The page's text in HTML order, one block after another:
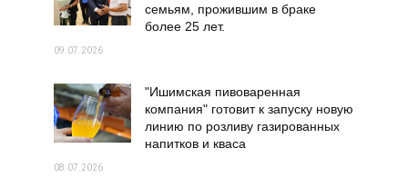
семьям, прожившим в браке
более 25 лет.
09.07.2026
"Ишимская пивоваренная
компания" готовит к запуску новую
линию по розливу газированных
напитков и кваса
08.07.2026